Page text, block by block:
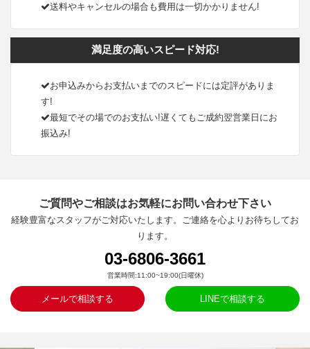
送料やキャンセルの場合も費用は一切かかりません!
満足度の高いスピード対応!
お申込みからお支払いまでのスピードには定評がありま
す!
最短でその場でのお支払い!遅くてもご成約翌営業日にお
振込み!
ご質問やご相談はお気軽にお問い合わせ下さい
経験豊富なスタッフがご対応いたします。ご連絡を心よりお待ちしてお
ります。
03-6806-3661
営業時間:11:00~19:00(日曜休)
メールで相談する LINEで相談する